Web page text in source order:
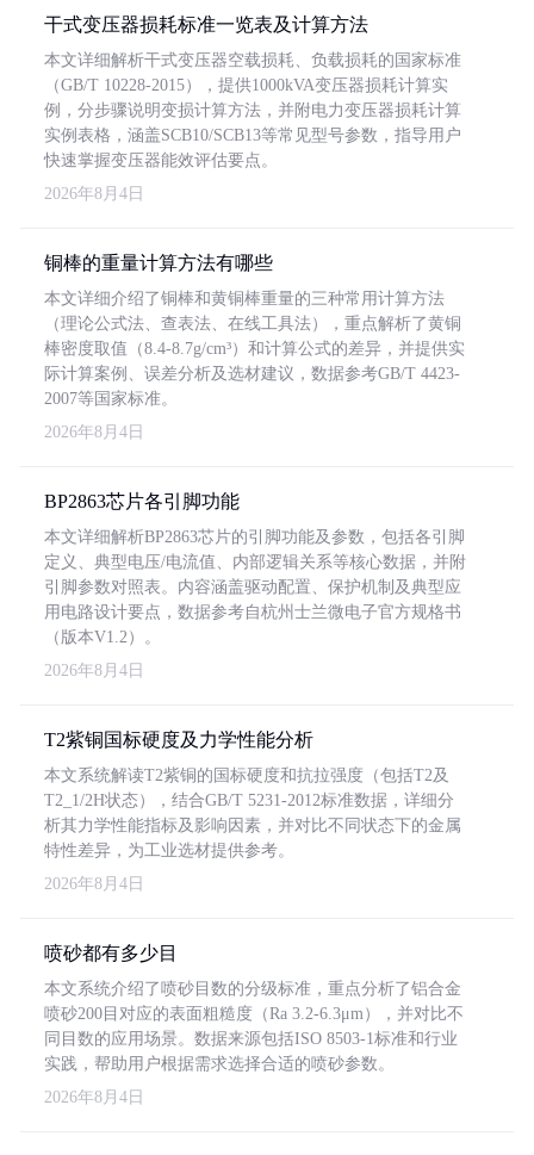
干式变压器损耗标准一览表及计算方法
本文详细解析干式变压器空载损耗、负载损耗的国家标准
（GB/T 10228-2015），提供1000kVA变压器损耗计算实
例，分步骤说明变损计算方法，并附电力变压器损耗计算
实例表格，涵盖SCB10/SCB13等常见型号参数，指导用户
快速掌握变压器能效评估要点。
2026年8月4日
铜棒的重量计算方法有哪些
本文详细介绍了铜棒和黄铜棒重量的三种常用计算方法
（理论公式法、查表法、在线工具法），重点解析了黄铜
棒密度取值（8.4-8.7g/cm³）和计算公式的差异，并提供实
际计算案例、误差分析及选材建议，数据参考GB/T 4423-
2007等国家标准。
2026年8月4日
BP2863芯片各引脚功能
本文详细解析BP2863芯片的引脚功能及参数，包括各引脚
定义、典型电压/电流值、内部逻辑关系等核心数据，并附
引脚参数对照表。内容涵盖驱动配置、保护机制及典型应
用电路设计要点，数据参考自杭州士兰微电子官方规格书
（版本V1.2）。
2026年8月4日
T2紫铜国标硬度及力学性能分析
本文系统解读T2紫铜的国标硬度和抗拉强度（包括T2及
T2_1/2H状态），结合GB/T 5231-2012标准数据，详细分
析其力学性能指标及影响因素，并对比不同状态下的金属
特性差异，为工业选材提供参考。
2026年8月4日
喷砂都有多少目
本文系统介绍了喷砂目数的分级标准，重点分析了铝合金
喷砂200目对应的表面粗糙度（Ra 3.2-6.3μm），并对比不
同目数的应用场景。数据来源包括ISO 8503-1标准和行业
实践，帮助用户根据需求选择合适的喷砂参数。
2026年8月4日